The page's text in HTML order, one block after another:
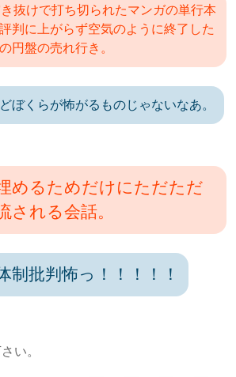
抜けで打ち切られたマンガの単行本
判に上がらず空気のように終了した
円盤の売れ行き。
ぼくらが怖がるものじゃないなあ。
めるためだけにただただ
される会話。
制批判怖っ！！！！！
い。